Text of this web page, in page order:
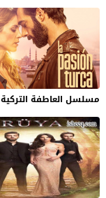
مسلسل العاطفة التركية